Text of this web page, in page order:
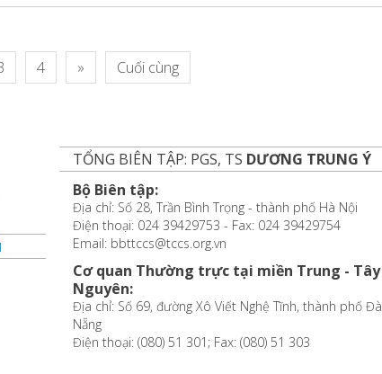
4 » Cuối cùng
TỔNG BIÊN TẬP: PGS, TS DƯƠNG TRUNG Ý
Bộ Biên tập:
Địa chỉ: Số 28, Trần Bình Trọng - thành phố Hà Nội
Điện thoại: 024 39429753 - Fax: 024 39429754
Email: bbttccs@tccs.org.vn
Cơ quan Thường trực tại miền Trung - Tây
Nguyên:
Địa chỉ: Số 69, đường Xô Viết Nghệ Tĩnh, thành phố Đà
Nẵng
Điện thoại: (080) 51 301; Fax: (080) 51 303